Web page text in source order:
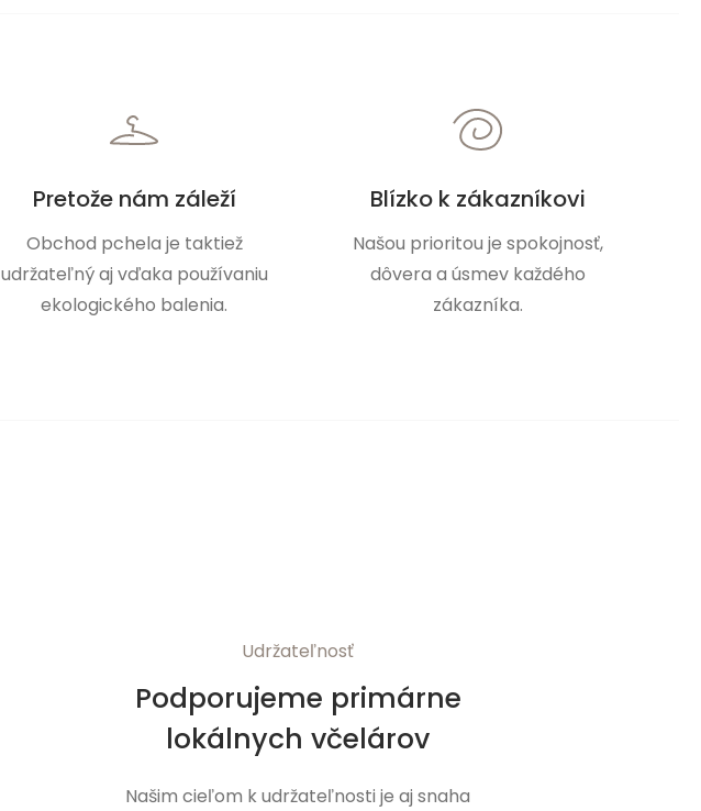
Pretože nám záleží
Obchod pchela je taktiež
udržateľný aj vďaka používaniu
ekologického balenia.
Blízko k zákazníkovi
Našou prioritou je spokojnosť,
dôvera a úsmev každého
zákazníka.
Udržateľnosť
Podporujeme primárne
lokálnych včelárov
Našim cieľom k udržateľnosti je aj snaha